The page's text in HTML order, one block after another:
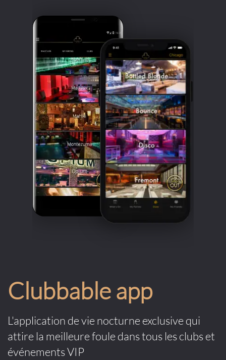
Clubbable app
L'application de vie nocturne exclusive qui
attire la meilleure foule dans tous les clubs et
événements VIP